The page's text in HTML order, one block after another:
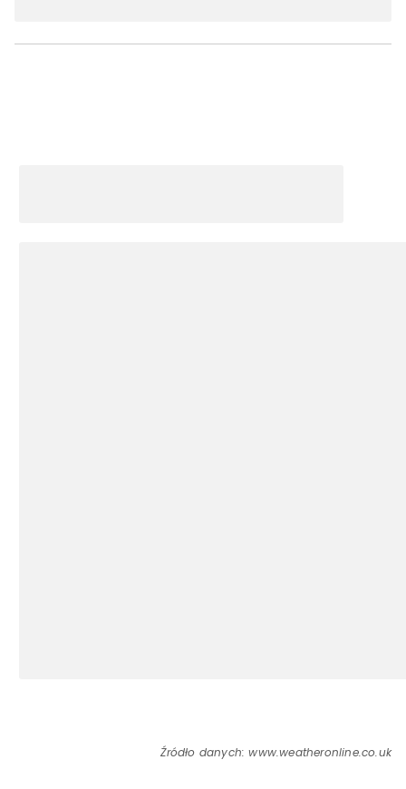
Źródło danych: www.weatheronline.co.uk